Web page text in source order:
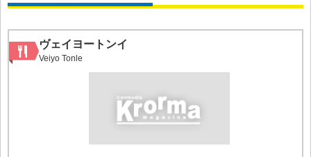
ヴェイヨートンイ
Veiyo Tonle